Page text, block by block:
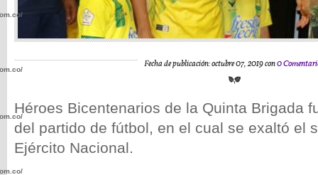
Fecha de publicación: octubre 07, 2019 con0
Héroes Bicentenarios de la Quinta Brigada
del partido de fútbol, en el cual se exaltó el
Ejército Nacional.
wp-
wp-
wp-
wp-